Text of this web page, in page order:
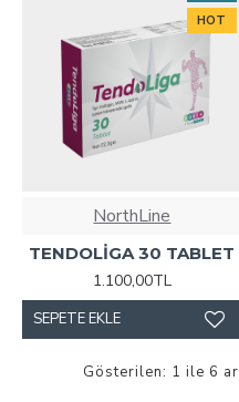
HOT
NorthLine
TENDOLİGA 30 TABLET
1.100,00TL
SEPETE EKLE
Gösterilen: 1 ile 6